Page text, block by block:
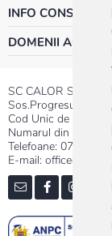
INFO
DOMENII
SC CALOR SRL
Sos.Progresului
Cod Unic de
Numarul din
Telefoane:
E-mail: